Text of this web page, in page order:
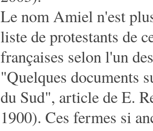
Le nom Amiel n'est
liste de protestants de
françaises selon l'un
"Quelques documents
du Sud", article de E.
1900). Ces fermes si